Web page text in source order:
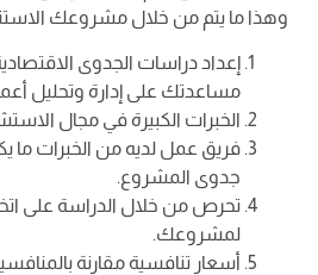
وهذا ما يتم من خلال مشروعك
إعداد دراسات الجدوى
مساعدتك على إدارة وتحليل
الخبرات الكبيرة في مجال
فريق عمل لديه من الخبرات ما
جدوى المشروع.
تحرص من خلال الدراسة على
لمشروعك.
أسعار تنافسية مقارنة